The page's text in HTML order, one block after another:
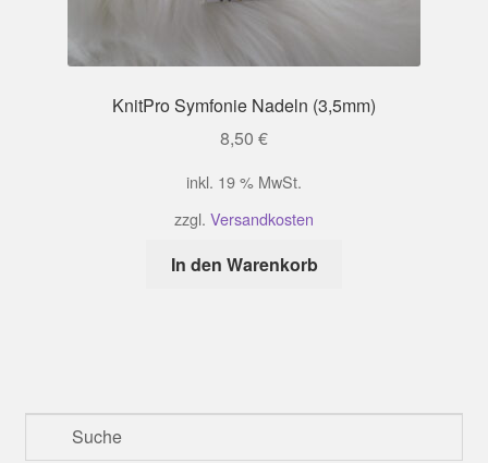
KnitPro Symfonie Nadeln (3,5mm)
8,50 €
inkl. 19 % MwSt.
zzgl. Versandkosten
In den Warenkorb